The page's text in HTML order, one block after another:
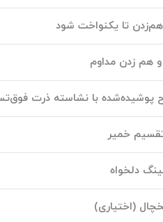
تا یکنواخت شود
هم زدن مداوم
پوشیده‌شده با نشاسته ذرت
خمیر
دلخواه
(اختیاری)